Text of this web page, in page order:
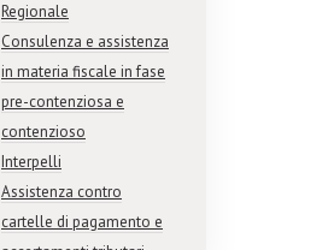
Regionale
Consulenza e assistenza
in materia fiscale in fase
pre-contenziosa e
contenzioso
Interpelli
Assistenza contro
cartelle di pagamento e